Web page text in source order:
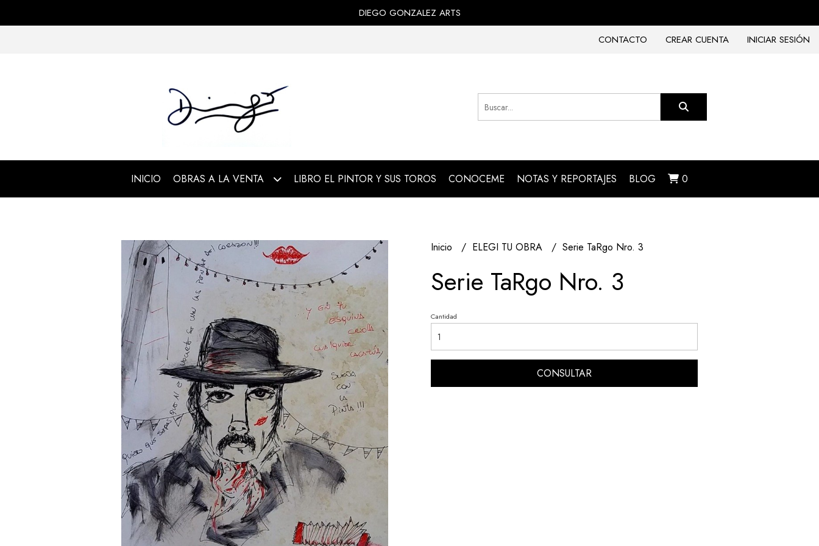
DIEGO GONZALEZ ARTS
CONTACTO
CREAR CUENTA INICIAR SESIÓN
INICIO OBRAS A LA VENTA LIBRO EL PINTOR Y SUS TOROS CONOCEME NOTAS Y REPORTAJES BLOG 0
Inicio ELEGI TU OBRA Serie TaRgo Nro. 3
Serie TaRgo Nro. 3
Cantidad
CONSULTAR